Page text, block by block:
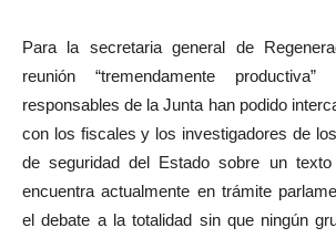
Para la secretaria general de
reunión “tremendamente productiva”
responsables de la Junta han podido
con los fiscales y los investigadores de
de seguridad del Estado sobre un
encuentra actualmente en trámite
el debate a la totalidad sin que ningún